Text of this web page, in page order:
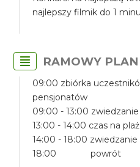
najlepszy filmik do 1
RAMOWY
09:00 zbiórka
pensjonatów
09:00 - 13:00 zwiedzanie
13:00 - 14:00 czas na
14:00 - 18:00 zwiedzanie
18:00 powrót